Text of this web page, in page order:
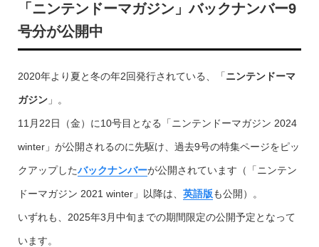
「ニンテンドーマガジン」バックナンバー9
号分が公開中
2020年より夏と冬の年2回発行されている、「ニンテンドーマ
ガジン」。
11月22日（金）に10号目となる「ニンテンドーマガジン 2024
winter」が公開されるのに先駆け、過去9号の特集ページをピッ
クアップしたバックナンバーが公開されています（「ニンテン
ドーマガジン 2021 winter」以降は、 英語版も公開）。
いずれも、2025年3月中旬までの期間限定の公開予定となって
います。